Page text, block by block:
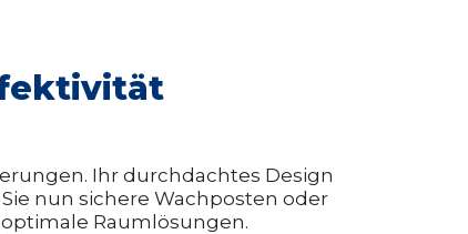
Ihr durchdachtes Design
nun sichere Wachposten oder
Raumlösungen.